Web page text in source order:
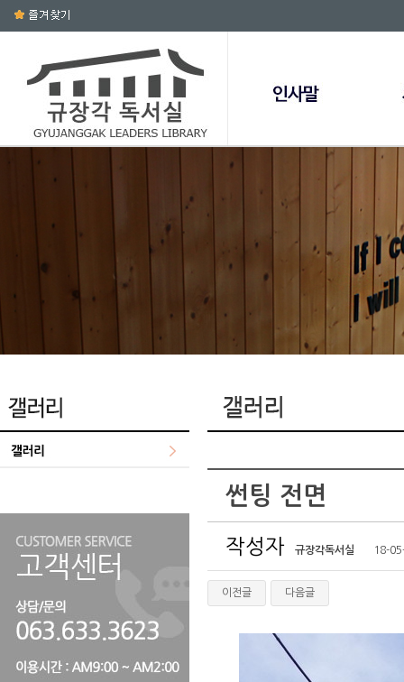
썬팅 전면
작성자 규장각독서실 18-
이전글 다음글